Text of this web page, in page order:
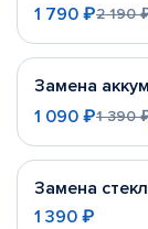
1 790 ₽2 190
Замена
1 090 ₽1 390
Замена
1 390 ₽